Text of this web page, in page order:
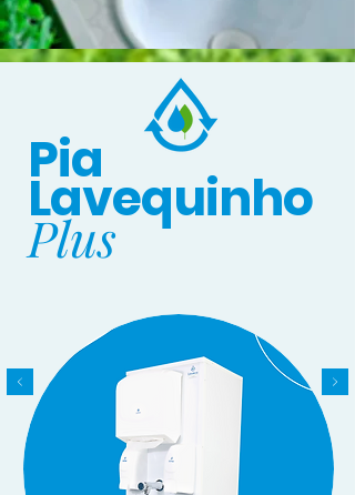
Pia
Lavequinho
Plus